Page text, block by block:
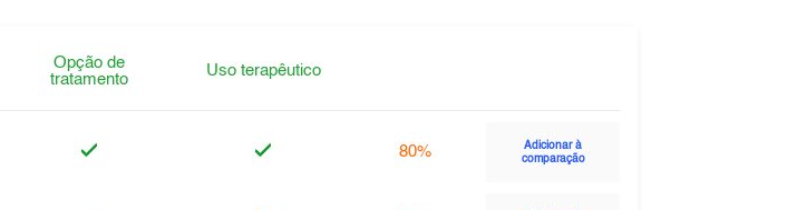
Opção de
tratamento
Uso terapêutico
80%
Adicionar à
comparação